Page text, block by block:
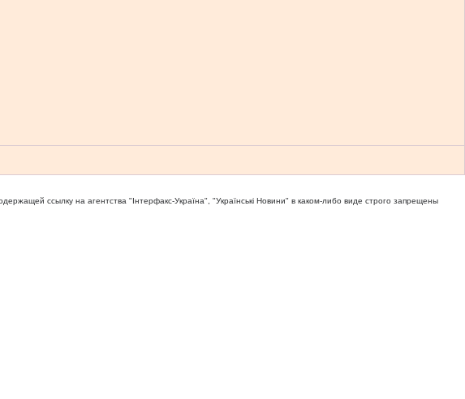
ссылку на агентства "Iнтерфакс-Україна", "Українськi Новини" в каком-либо виде строго запрещены